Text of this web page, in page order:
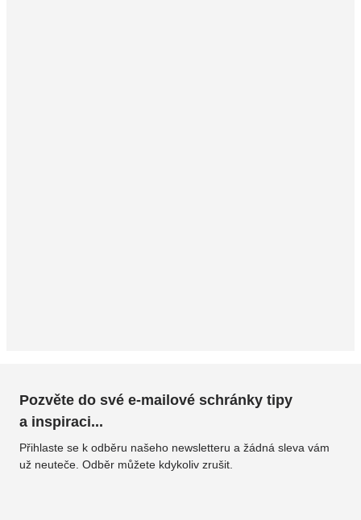
Pozvěte do své e-mailové schránky tipy
a inspiraci...
Přihlaste se k odběru našeho newsletteru a žádná sleva vám
už neuteče. Odběr můžete kdykoliv zrušit.